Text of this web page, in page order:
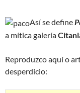
Así se define
a mítica galería
Reproduzco aquí o
desperdicio: